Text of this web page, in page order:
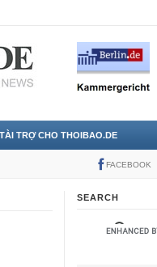
TÀI TRỢ CHO THOIBAO.DE
FACEBOOK
SEARCH